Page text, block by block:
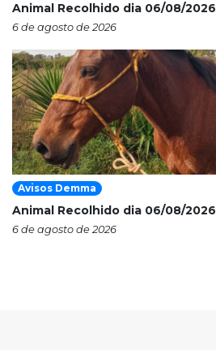
Animal Recolhido dia 06/08/2026
6 de agosto de 2026
Avisos Demma
Animal Recolhido dia 06/08/2026
6 de agosto de 2026